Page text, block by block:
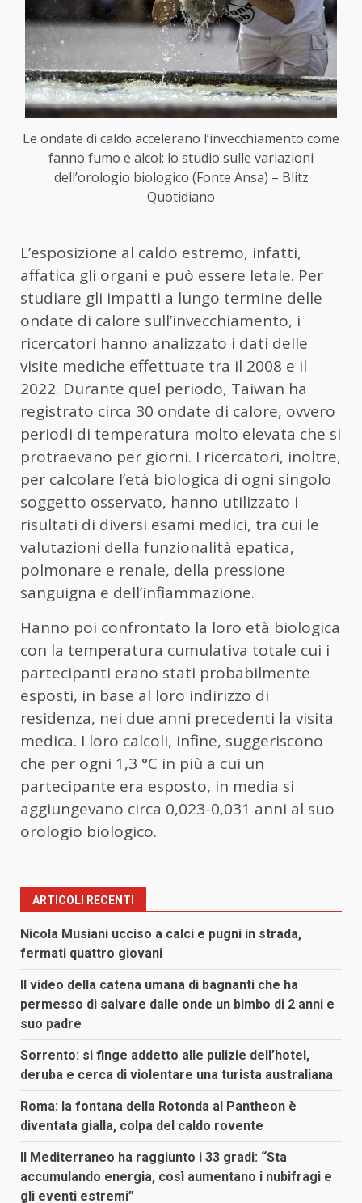
Le ondate di caldo accelerano l’invecchiamento come
fanno fumo e alcol: lo studio sulle variazioni
dell’orologio biologico (Fonte Ansa) – Blitz
Quotidiano
L’esposizione al caldo estremo, infatti,
affatica gli organi e può essere letale. Per
studiare gli impatti a lungo termine delle
ondate di calore sull’invecchiamento, i
ricercatori hanno analizzato i dati delle
visite mediche effettuate tra il 2008 e il
2022. Durante quel periodo, Taiwan ha
registrato circa 30 ondate di calore, ovvero
periodi di temperatura molto elevata che si
protraevano per giorni. I ricercatori, inoltre,
per calcolare l’età biologica di ogni singolo
soggetto osservato, hanno utilizzato i
risultati di diversi esami medici, tra cui le
valutazioni della funzionalità epatica,
polmonare e renale, della pressione
sanguigna e dell’infiammazione.
Hanno poi confrontato la loro età biologica
con la temperatura cumulativa totale cui i
partecipanti erano stati probabilmente
esposti, in base al loro indirizzo di
residenza, nei due anni precedenti la visita
medica. I loro calcoli, infine, suggeriscono
che per ogni 1,3 °C in più a cui un
partecipante era esposto, in media si
aggiungevano circa 0,023-0,031 anni al suo
orologio biologico.
ARTICOLI RECENTI
Nicola Musiani ucciso a calci e pugni in strada,
fermati quattro giovani
Il video della catena umana di bagnanti che ha
permesso di salvare dalle onde un bimbo di 2 anni e
suo padre
Sorrento: si finge addetto alle pulizie dell’hotel,
deruba e cerca di violentare una turista australiana
Roma: la fontana della Rotonda al Pantheon è
diventata gialla, colpa del caldo rovente
Il Mediterraneo ha raggiunto i 33 gradi: “Sta
accumulando energia, così aumentano i nubifragi e
gli eventi estremi”